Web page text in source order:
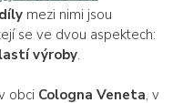
mezi nimi jsou
se ve dvou aspektech:
výroby.
obci Cologna Veneta, v